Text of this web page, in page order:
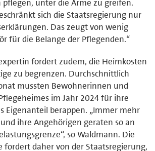
pflegen, unter die Arme zu greifen.
sich die Staatsregierung nur
Das zeugt von wenig
für die Belange der Pflegenden.“
fordert zudem, die Heimkosten
zu begrenzen. Durchschnittlich
mussten Bewohnerinnen und
im Jahr 2024 für ihre
Eigenanteil berappen. „Immer mehr
ihre Angehörigen geraten so an
so Waldmann. Die
fordert daher von der Staatsregierung,